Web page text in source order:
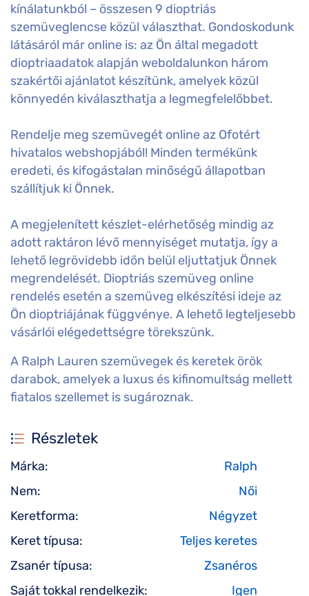
kínálatunkból – összesen 9 dioptriás
szemüveglencse közül választhat. Gondoskodunk
látásáról már online is: az Ön által megadott
dioptriaadatok alapján weboldalunkon három
szakértői ajánlatot készítünk, amelyek közül
könnyedén kiválaszthatja a legmegfelelőbbet.
Rendelje meg szemüvegét online az Ofotért
hivatalos webshopjából! Minden termékünk
eredeti, és kifogástalan minőségű állapotban
szállítjuk ki Önnek.
A megjelenített készlet-elérhetőség mindig az
adott raktáron lévő mennyiséget mutatja, így a
lehető legrövidebb időn belül eljuttatjuk Önnek
megrendelését. Dioptriás szemüveg online
rendelés esetén a szemüveg elkészítési ideje az
Ön dioptriájának függvénye. A lehető legteljesebb
vásárlói elégedettségre törekszünk.
A Ralph Lauren szemüvegek és keretek örök
darabok, amelyek a luxus és kifinomultság mellett
fiatalos szellemet is sugároznak.
Részletek
Márka:
Ralph
Nem:
Női
Keretforma:
Négyzet
Keret típusa:
Teljes keretes
Zsanér típusa:
Zsanéros
Saját tokkal rendelkezik:
Igen